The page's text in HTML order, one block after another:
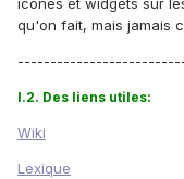
icônes et widgets sur
qu'on fait, mais jamais
I.2. Des liens utiles:
Wiki
Lexique